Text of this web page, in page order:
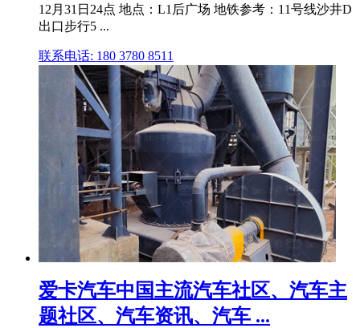
12月31日24点 地点：L1后广场 地铁参考：11号线沙井D
出口步行5 ...
联系电话: 180 3780 8511
爱卡汽车中国主流汽车社区、汽车主
题社区、汽车资讯、汽车 ...